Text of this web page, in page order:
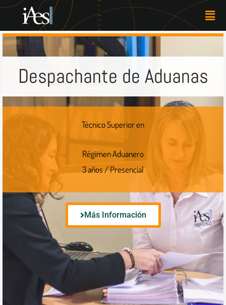
Skip
content
Despachante de Aduanas
Técnico Superior en
Régimen Aduanero
3 años / Presencial
Más Información